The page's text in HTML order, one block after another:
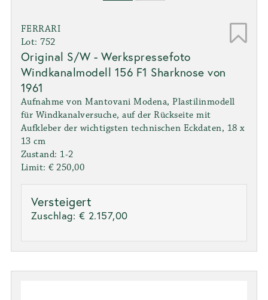
FERRARI
Lot: 752
Original S/W - Werkspressefoto
Windkanalmodell 156 F1 Sharknose von
1961
Aufnahme von Mantovani Modena, Plastilinmodell
für Windkanalversuche, auf der Rückseite mit
Aufkleber der wichtigsten technischen Eckdaten, 18 x
13 cm
Zustand: 1-2
Limit: € 250,00
Versteigert
Zuschlag: € 2.157,00